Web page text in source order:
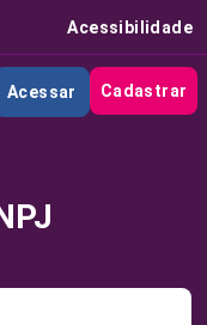
Acessibilidade
Acessar Cadastrar